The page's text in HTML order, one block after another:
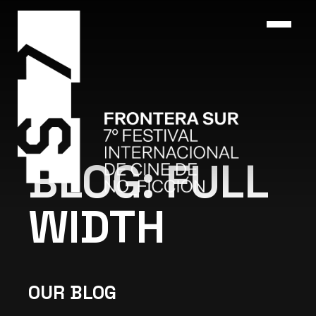
BLOG: FULL
WIDTH
OUR BLOG